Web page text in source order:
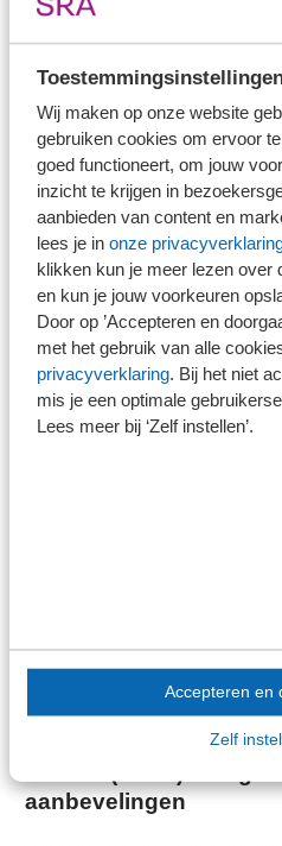
Wij maken op onze website
gebruiken cookies om ervoor
goed functioneert, om jouw
inzicht te krijgen in
aanbieden van content en
lees je in onze
klikken kun je meer lezen over
en kun je jouw voorkeuren
Door op ’Accepteren en
met het gebruik van alle
privacyverklaring. Bij het niet
mis je een optimale
Lees meer bij ‘Zelf instellen’.
Accepteren en
Zelf
reiskostenvergoeding
een onbelaste
reiskostenvergoeding woon-
aan om dit wel mogelijk te
hierover bij de
De effecten op CO2-uitstoot
uitruil van de
worden hierbij onder meer
2026 zal een en ander
Afschaffen
werkjubileum
Prinsjesdag 2026 bekend.
aanbevelingen